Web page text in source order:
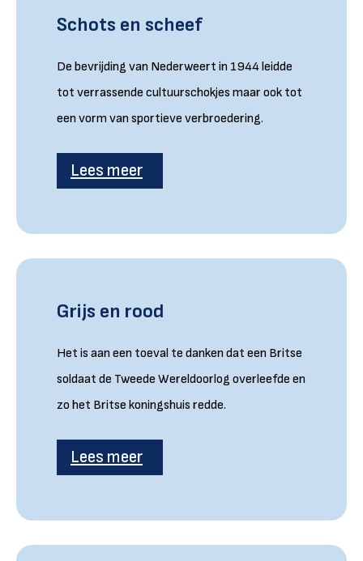
Schots en scheef
De bevrijding van Nederweert in 1944 leidde
tot verrassende cultuurschokjes maar ook tot
een vorm van sportieve verbroedering.
Lees meer
Grijs en rood
Het is aan een toeval te danken dat een Britse
soldaat de Tweede Wereldoorlog overleefde en
zo het Britse koningshuis redde.
Lees meer